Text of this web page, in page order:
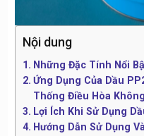
Nội dung
Những Đặc Tính Nổi
Ứng Dụng Của Dầu
Thống Điều Hòa
Lợi Ích Khi Sử Dụng
Hướng Dẫn Sử Dụng